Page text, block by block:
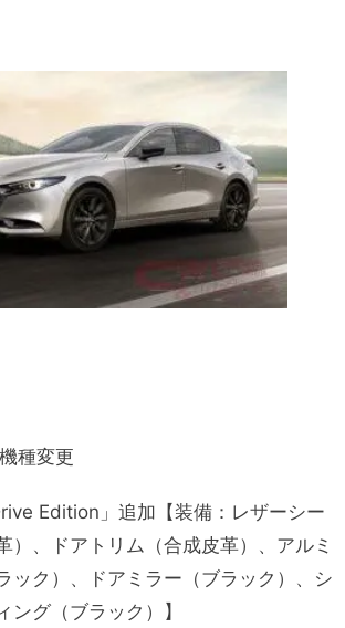
種変更
Edition」追加【装備：レザーシー
）、ドアトリム（合成皮革）、アルミ
ック）、ドアミラー（ブラック）、シ
ング（ブラック）】